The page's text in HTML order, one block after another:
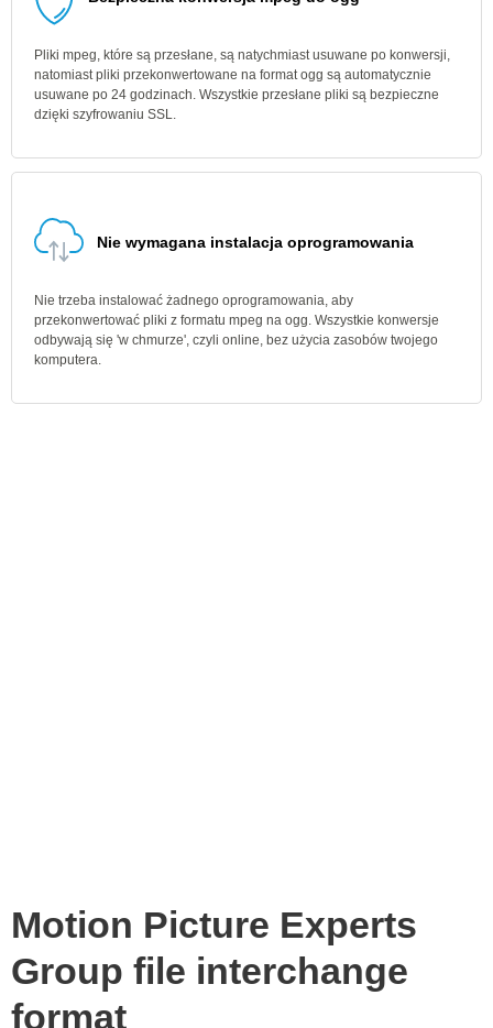
Pliki mpeg, które są przesłane, są natychmiast usuwane po konwersji,
natomiast pliki przekonwertowane na format ogg są automatycznie
usuwane po 24 godzinach. Wszystkie przesłane pliki są bezpieczne
dzięki szyfrowaniu SSL.
Nie wymagana instalacja oprogramowania
Nie trzeba instalować żadnego oprogramowania, aby
przekonwertować pliki z formatu mpeg na ogg. Wszystkie konwersje
odbywają się 'w chmurze', czyli online, bez użycia zasobów twojego
komputera.
Motion Picture Experts
Group file interchange
format